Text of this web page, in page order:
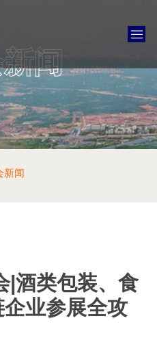
闻
新闻
|酒类包装、食
业参展全攻